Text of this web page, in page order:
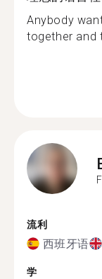
Anybody
together and
流利
西班牙语
学